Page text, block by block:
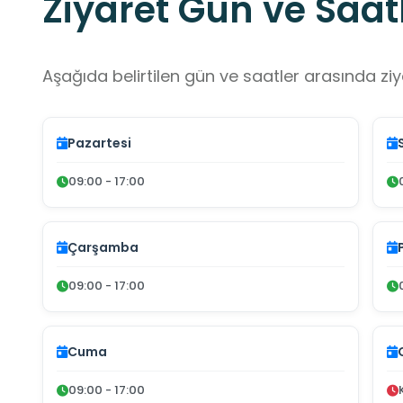
Aşağıda belirtilen gün ve saatler arasında
Pazartesi
09:00 - 17:00
Çarşamba
09:00 - 17:00
Cuma
09:00 - 17:00